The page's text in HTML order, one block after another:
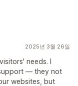
2025년 3월 26일
needs. I
— they not
websites, but